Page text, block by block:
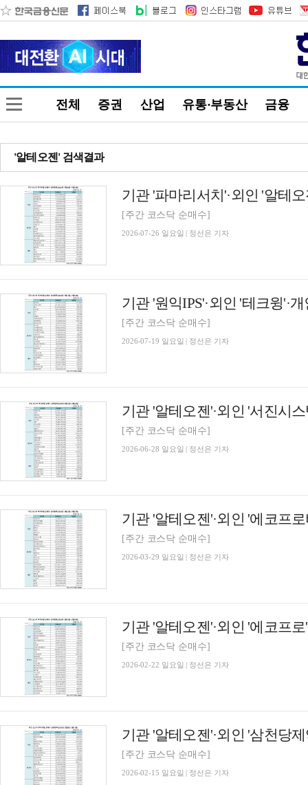
전체 증권 산업 유통·부동산 금융
'알테오젠' 검색결과
[주간 코스닥 순매수]
2026-07-26 일요일 | 정선은 기자
[주간 코스닥 순매수]
2026-07-19 일요일 | 정선은 기자
[주간 코스닥 순매수]
2026-06-28 일요일 | 정선은 기자
[주간 코스닥 순매수]
2026-03-29 일요일 | 정선은 기자
[주간 코스닥 순매수]
2026-02-22 일요일 | 정선은 기자
[주간 코스닥 순매수]
2026-02-15 일요일 | 정선은 기자